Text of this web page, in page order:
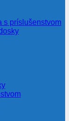
s príslušenstvom